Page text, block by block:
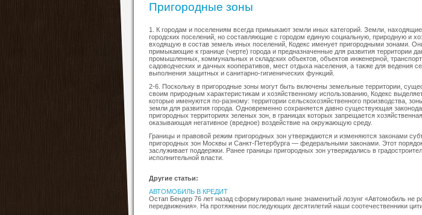
Пригородные зоны
1. К городам и поселениям всегда примыкают земли иных категорий. Земли,
городских поселений, но составляющие с городом единую социальную, природную и
входящую в состав земель иных поселений, Кодекс именует пригородными зонами.
примыкающие к границе (черте) города и предназначенные для развития территории
промышленных, коммунальных и складских объектов, объектов инженерной,
садоводческих и дачных кооперативов, мест отдыха населения, а также для ведения
выполнения защитных и санитарно-гигиенических функций.
2-6. Поскольку в пригородные зоны могут быть включены земельные территории,
своим природным характеристикам и хозяйственному использованию, Кодекс
которые именуются по-разному: территории сельскохозяйственного производства,
земли для развития города. Одновременно сохраняется давно существующая
пригородных территориях зеленых зон, в границах которых запрещается
оказывающая негативное (вредное) воздействие на окружающую среду.
Границы и правовой режим пригородных зон утверждаются и изменяются законами
пригородных зон Москвы и Санкт-Петербурга — федеральными законами. Этот
заслуживает поддержки. Ранее границы пригородных зон утверждались в
исполнительной власти.
Другие статьи:
АВТОМОБИЛЬ В КРЕДИТ
Остап Бендер 76 лет назад сформулировал ныне знаменитый лозунг «Автомобиль не
передвижения». На протяжении последующих десятилетий наши соотечественники